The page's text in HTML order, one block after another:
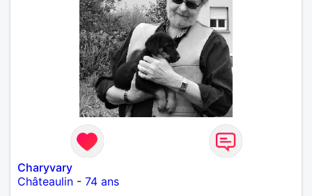
Charyvary
Châteaulin - 74 ans